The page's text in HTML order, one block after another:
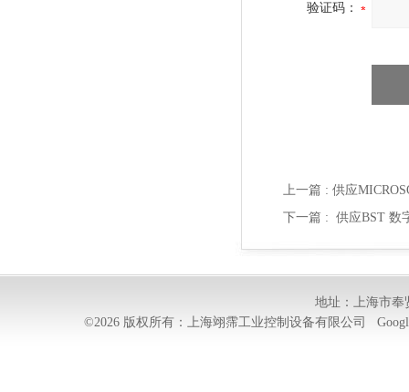
验证码：
上一篇 : 供应
下一篇 : 供应BST 数
地址：上海市奉
©2026 版权所有：上海翊霈工业控制设备有限公司